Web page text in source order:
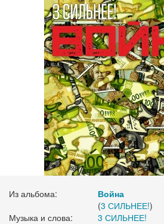
Из альбома:
Война
(3 СИЛЬНЕЕ!)
Музыка и слова:
3 СИЛЬНЕЕ!